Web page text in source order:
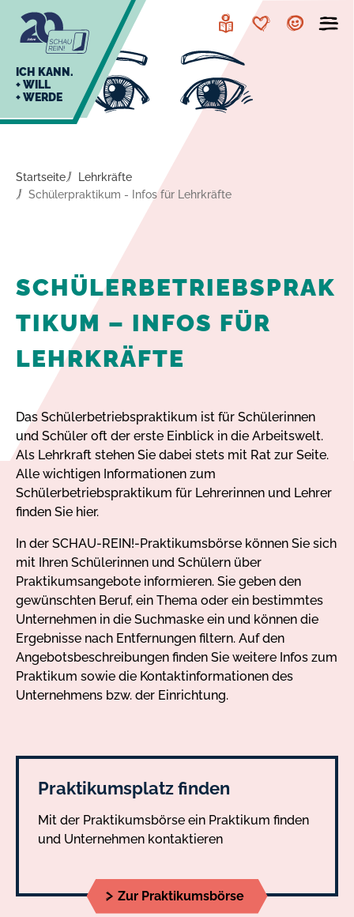
Navigation
Inhalt
Leichte
Sprache
MerkzettelAccount
ICH KANN.
+ WILL
+ WERDE
Startseite
Lehrkräfte
Schülerpraktikum - Infos für Lehrkräfte
SCHÜLERBETRIEBSPRAK
TIKUM – INFOS FÜR
LEHRKRÄFTE
Das Schülerbetriebspraktikum ist für Schülerinnen
und Schüler oft der erste Einblick in die Arbeitswelt.
Als Lehrkraft stehen Sie dabei stets mit Rat zur Seite.
Alle wichtigen Informationen zum
Schülerbetriebspraktikum für Lehrerinnen und Lehrer
finden Sie hier.
In der SCHAU-REIN!-Praktikumsbörse können Sie sich
mit Ihren Schülerinnen und Schülern über
Praktikumsangebote informieren. Sie geben den
gewünschten Beruf, ein Thema oder ein bestimmtes
Unternehmen in die Suchmaske ein und können die
Ergebnisse nach Entfernungen filtern. Auf den
Angebotsbeschreibungen finden Sie weitere Infos zum
Praktikum sowie die Kontaktinformationen des
Unternehmens bzw. der Einrichtung.
Praktikumsplatz finden
Mit der Praktikumsbörse ein Praktikum finden
und Unternehmen kontaktieren
Zur Praktikumsbörse